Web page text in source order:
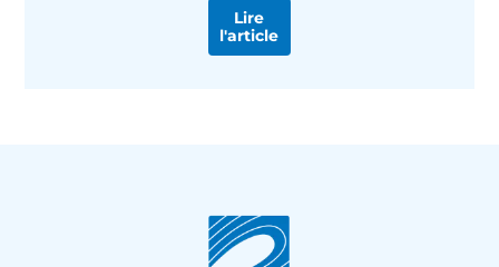
Lire
l'article